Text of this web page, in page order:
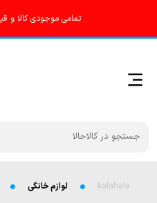
تمامی موجودی کالا و
kalahala لوازم خانگی